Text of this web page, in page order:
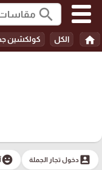
search
home الكل كولكشين
account_boxدخول تجار الجملة emoji_emotions